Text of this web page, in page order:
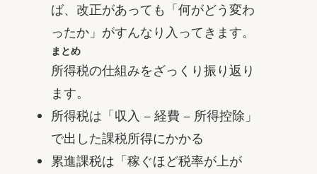
ば、改正があっても「何がどう変わ
ったか」がすんなり入ってきます。
まとめ
所得税の仕組みをざっくり振り返り
ます。
所得税は「収入 − 経費 − 所得控除」
で出した課税所得にかかる
累進課税は「稼ぐほど税率が上が